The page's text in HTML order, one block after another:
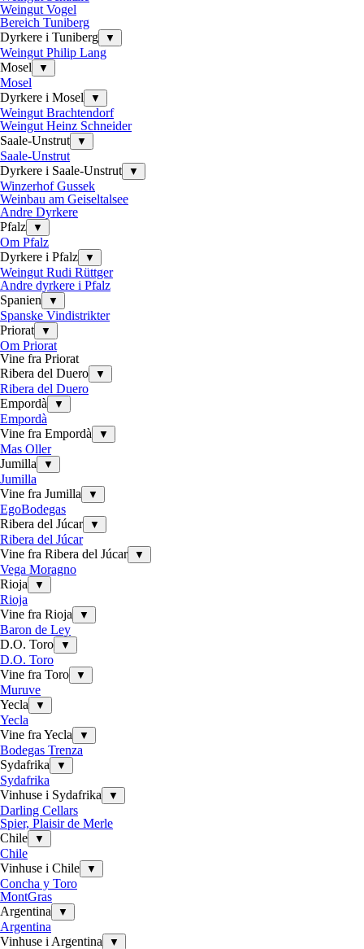
Weingut Vogel
Bereich Tuniberg
Dyrkere i Tuniberg
▼
Weingut Philip Lang
Mosel
▼
Mosel
Dyrkere i Mosel
▼
Weingut Brachtendorf
Weingut Heinz Schneider
Saale-Unstrut
▼
Saale-Unstrut
Dyrkere i Saale-Unstrut
▼
Winzerhof Gussek
Weinbau am Geiseltalsee
Andre Dyrkere
Pfalz
▼
Om Pfalz
Dyrkere i Pfalz
▼
Weingut Rudi Rüttger
Andre dyrkere i Pfalz
Spanien
▼
Spanske Vindistrikter
Priorat
▼
Om Priorat
Vine fra Priorat
Ribera del Duero
▼
Ribera del Duero
Empordà
▼
Empordà
Vine fra Empordà
▼
Mas Oller
Jumilla
▼
Jumilla
Vine fra Jumilla
▼
EgoBodegas
Ribera del Júcar
▼
Ribera del Júcar
Vine fra Ribera del Júcar
▼
Vega Moragno
Rioja
▼
Rioja
Vine fra Rioja
▼
Baron de Ley
D.O. Toro
▼
D.O. Toro
Vine fra Toro
▼
Muruve
Yecla
▼
Yecla
Vine fra Yecla
▼
Bodegas Trenza
Sydafrika
▼
Sydafrika
Vinhuse i Sydafrika
▼
Darling Cellars
Spier, Plaisir de Merle
Chile
▼
Chile
Vinhuse i Chile
▼
Concha y Toro
MontGras
Argentina
▼
Argentina
Vinhuse i Argentina
▼